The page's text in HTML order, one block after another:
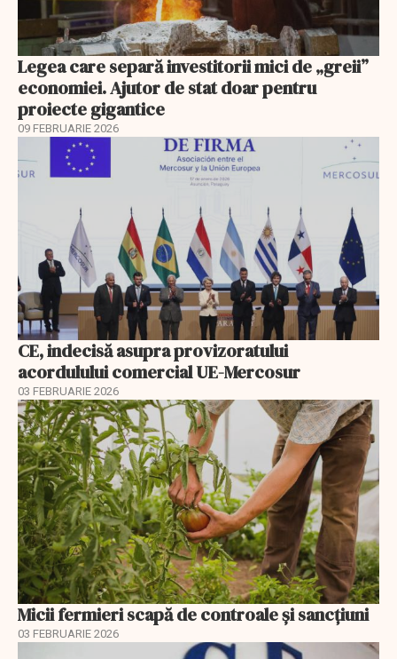
Legea care separă investitorii mici de „greii”
economiei. Ajutor de stat doar pentru
proiecte gigantice
09 FEBRUARIE 2026
CE, indecisă asupra provizoratului
acordulului comercial UE-Mercosur
03 FEBRUARIE 2026
Micii fermieri scapă de controale și sancțiuni
03 FEBRUARIE 2026